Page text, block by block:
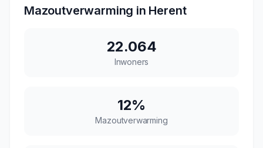
Mazoutverwarming in Herent
22.064
Inwoners
12%
Mazoutverwarming